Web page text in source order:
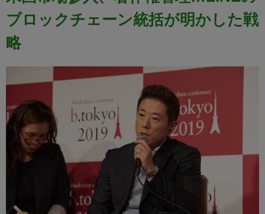
ブロックチェーン統括が明かした戦
略